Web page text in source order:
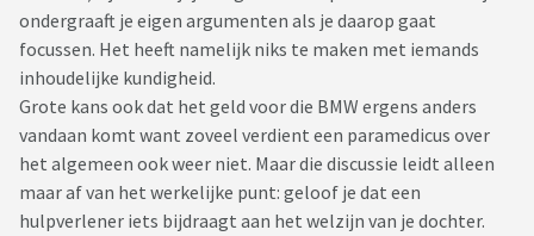
ondergraaft je eigen argumenten als je daarop gaat
focussen. Het heeft namelijk niks te maken met iemands
inhoudelijke kundigheid.
Grote kans ook dat het geld voor die BMW ergens anders
vandaan komt want zoveel verdient een paramedicus over
het algemeen ook weer niet. Maar die discussie leidt alleen
maar af van het werkelijke punt: geloof je dat een
hulpverlener iets bijdraagt aan het welzijn van je dochter.